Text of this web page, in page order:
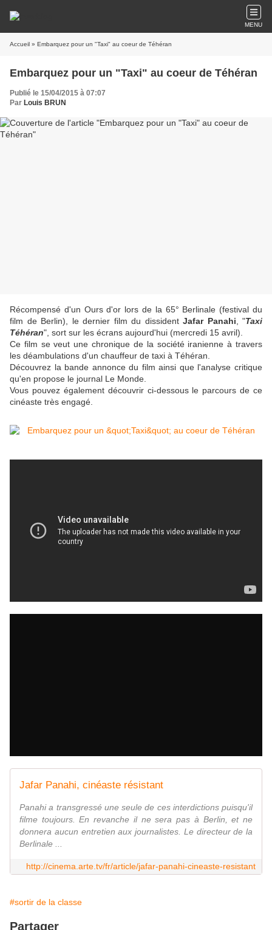
MENU
Accueil » Embarquez pour un "Taxi" au coeur de Téhéran
Embarquez pour un "Taxi" au coeur de Téhéran
Publié le 15/04/2015 à 07:07
Par Louis BRUN
Récompensé d'un Ours d'or lors de la 65° Berlinale (festival du
film de Berlin), le dernier film du dissident Jafar Panahi , "Taxi
Téhéran", sort sur les écrans aujourd'hui (mercredi 15 avril).
Ce film se veut une chronique de la société iranienne à travers
les déambulations d'un chauffeur de taxi à Téhéran.
Découvrez la bande annonce du film ainsi que l'analyse critique
qu'en propose le journal Le Monde.
Vous pouvez également découvrir ci-dessous le parcours de ce
cinéaste très engagé.
Jafar Panahi, cinéaste résistant
Panahi a transgressé une seule de ces interdictions puisqu'il
filme toujours. En revanche il ne sera pas à Berlin, et ne
donnera aucun entretien aux journalistes. Le directeur de la
Berlinale ...
http://cinema.arte.tv/fr/article/jafar-panahi-cineaste-resistant
#sortir de la classe
Partager